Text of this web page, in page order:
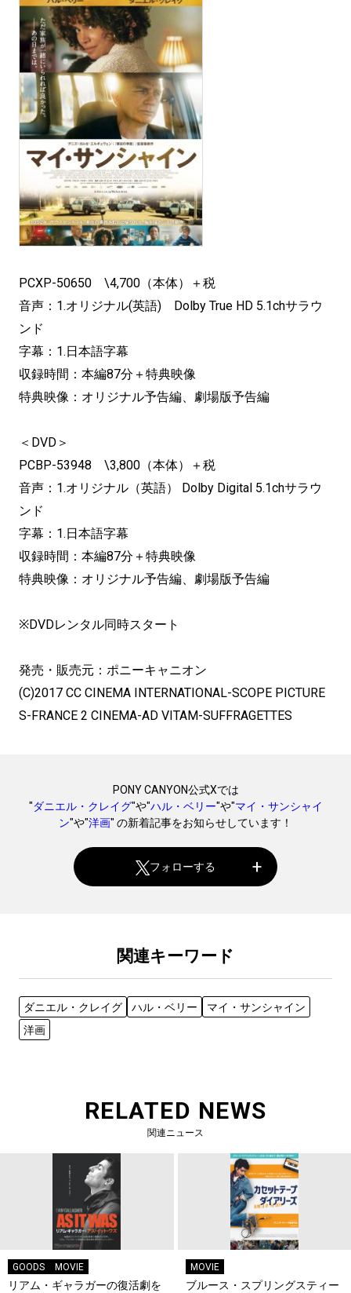
PCXP-50650 \4,700（本体）＋税
音声：1.オリジナル(英語) Dolby True HD 5.1chサラウ
ンド
字幕：1.日本語字幕
収録時間：本編87分＋特典映像
特典映像：オリジナル予告編、劇場版予告編
＜DVD＞
PCBP-53948 \3,800（本体）＋税
音声：1.オリジナル（英語） Dolby Digital 5.1chサラウ
ンド
字幕：1.日本語字幕
収録時間：本編87分＋特典映像
特典映像：オリジナル予告編、劇場版予告編
※DVDレンタル同時スタート
発売・販売元：ポニーキャニオン
(C)2017 CC CINEMA INTERNATIONAL-SCOPE PICTURE
S-FRANCE 2 CINEMA-AD VITAM-SUFFRAGETTES
PONY CANYON公式Xでは
"ダニエル・クレイグ"や"ハル・ベリー"や"マイ・サンシャイ
ン"や"洋画" の新着記事をお知らせしています！
フォローする
関連キーワード
ダニエル・クレイグ ハル・ベリー
マイ・サンシャイン
洋画
RELATED NEWS
関連ニュース
GOODS MOVIE
リアム・ギャラガーの復活劇を
MOVIE
ブルース・スプリングスティー